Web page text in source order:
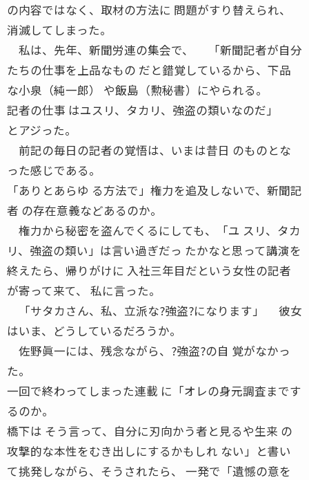
の内容ではなく、取材の方法に 問題がすり替えられ、
消滅してしまった。
私は、先年、新聞労連の集会で、 「新聞記者が自分
たちの仕事を上品なもの だと錯覚しているから、下品
な小泉（純一郎） や飯島（勲秘書）にやられる。
記者の仕事 はユスリ、タカリ、強盗の類いなのだ」
とアジった。
前記の毎日の記者の覚悟は、いまは昔日 のものとな
った感じである。
「ありとあらゆ る方法で」権力を追及しないで、新聞記
者 の存在意義などあるのか。
権力から秘密を盗んでくるにしても、「ユ スリ、タカ
リ、強盗の類い」は言い過ぎだっ たかなと思って講演を
終えたら、帰りがけに 入社三年目だという女性の記者
が寄って来て、 私に言った。
「サタカさん、私、立派な?強盗?になります」 彼女
はいま、どうしているだろうか。
佐野眞一には、残念ながら、?強盗?の自 覚がなかっ
た。
一回で終わってしまった連載 に「オレの身元調査まです
るのか。
橋下は そう言って、自分に刃向かう者と見るや生来 の
攻撃的な本性をむき出しにするかもしれ ない」と書い
て挑発しながら、そうされたら、 一発で「遺憾の意を